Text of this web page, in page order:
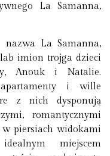
La Samanna,
nazwa La Samanna,
imion trojga dzieci
Anouk i Natalie.
i wille
z nich dysponują
romantycznymi
piersiach widokami
miejscem